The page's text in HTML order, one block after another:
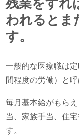
われるとま
す。
一般的な医療職は
間程度の労働）と
毎月基本給がもら
当、家族手当、住
す。